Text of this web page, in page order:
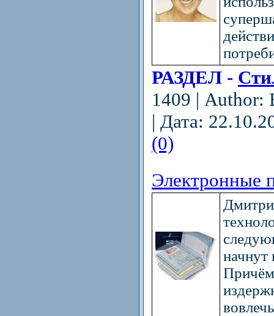
РАЗДЕЛ -
1409 | Author:
| Дата:
(0)
Электронные
начнут
Причём